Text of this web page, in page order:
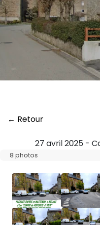
← Retour
27 avril 2025 -
8 photos